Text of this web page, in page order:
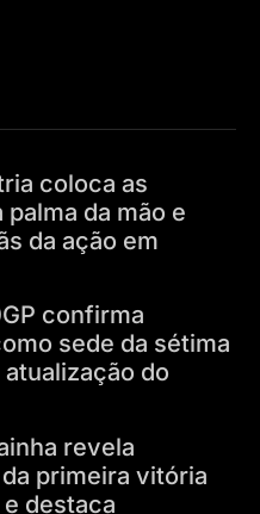
coloca as
da mão e
da ação em
confirma
sede da sétima
do
revela
primeira vitória
e destaca